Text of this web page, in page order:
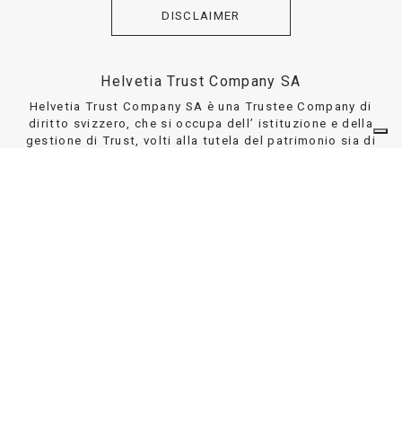
DISCLAIMER
Helvetia Trust Company SA
Helvetia Trust Company SA è una Trustee Company di
diritto svizzero, che si occupa dell’ istituzione e della
gestione di Trust, volti alla tutela del patrimonio sia di